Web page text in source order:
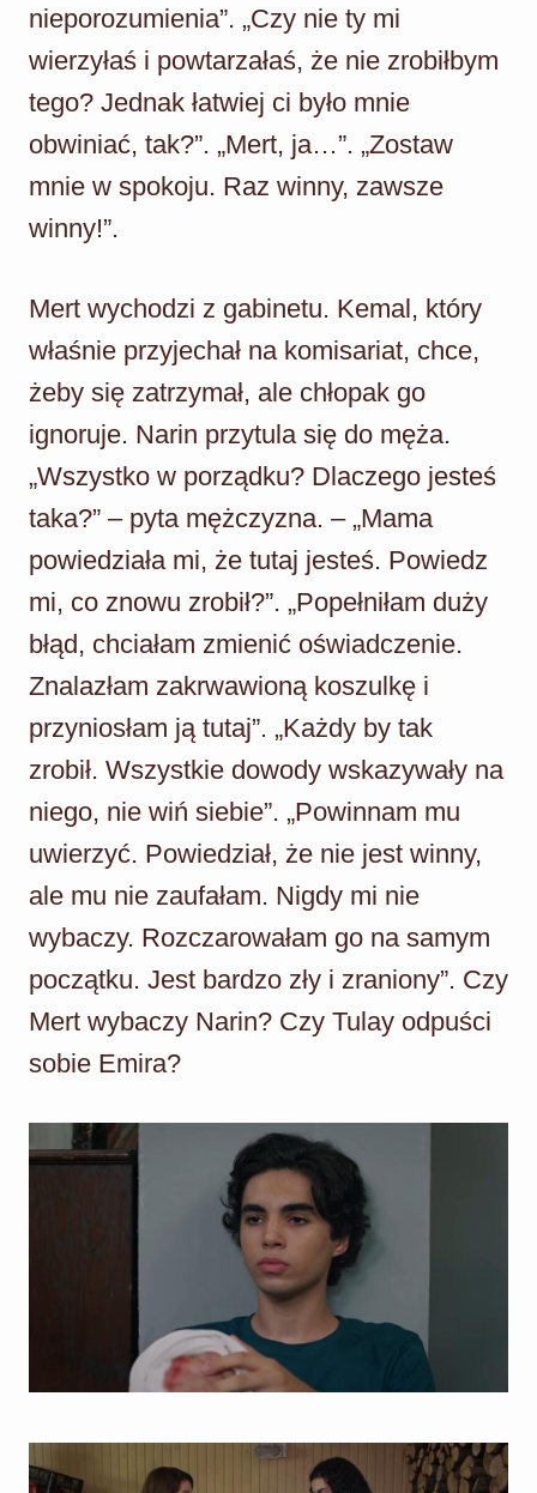
nieporozumienia”. „Czy nie ty mi
wierzyłaś i powtarzałaś, że nie zrobiłbym
tego? Jednak łatwiej ci było mnie
obwiniać, tak?”. „Mert, ja…”. „Zostaw
mnie w spokoju. Raz winny, zawsze
winny!”.
Mert wychodzi z gabinetu. Kemal, który
właśnie przyjechał na komisariat, chce,
żeby się zatrzymał, ale chłopak go
ignoruje. Narin przytula się do męża.
„Wszystko w porządku? Dlaczego jesteś
taka?” – pyta mężczyzna. – „Mama
powiedziała mi, że tutaj jesteś. Powiedz
mi, co znowu zrobił?”. „Popełniłam duży
błąd, chciałam zmienić oświadczenie.
Znalazłam zakrwawioną koszulkę i
przyniosłam ją tutaj”. „Każdy by tak
zrobił. Wszystkie dowody wskazywały na
niego, nie wiń siebie”. „Powinnam mu
uwierzyć. Powiedział, że nie jest winny,
ale mu nie zaufałam. Nigdy mi nie
wybaczy. Rozczarowałam go na samym
początku. Jest bardzo zły i zraniony”. Czy
Mert wybaczy Narin? Czy Tulay odpuści
sobie Emira?